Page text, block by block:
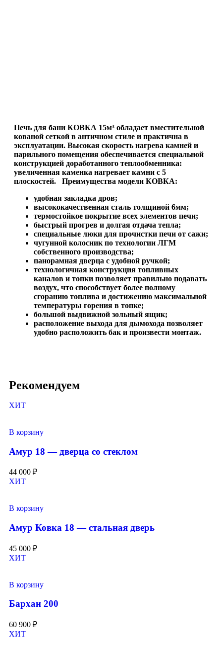
Печь для бани КОВКА 15м³ обладает вместительной
кованой сеткой в античном стиле и практична в
эксплуатации. Высокая скорость нагрева камней и
парильного помещения обеспечивается специальной
конструкцией доработанного теплообменника:
увеличенная каменка нагревает камни с 5
плоскостей. Преимущества модели КОВКА:
удобная закладка дров;
высококачественная сталь толщиной 6мм;
термостойкое покрытие всех элементов печи;
быстрый прогрев и долгая отдача тепла;
специальные люки для прочистки печи от сажи;
чугунной колосник по технологии ЛГМ
собственного производства;
панорамная дверца с удобной ручкой;
технологичная конструкция топливных
каналов и топки позволяет правильно подавать
воздух, что способствует более полному
сгоранию топлива и достижению максимальной
температуры горения в топке;
большой выдвижной зольный ящик;
расположение выхода для дымохода позволяет
удобно расположить бак и произвести монтаж.
Рекомендуем
ХИТ
В корзину
Амур 18 — дверца со стеклом
44 000 ₽
ХИТ
В корзину
Амур Ковка 18 — стальная дверь
45 000 ₽
ХИТ
В корзину
Бархан 200
60 900 ₽
ХИТ